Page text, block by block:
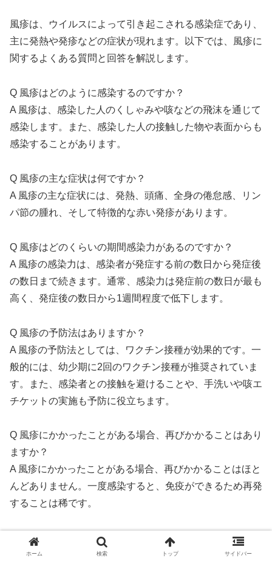
風疹は、ウイルスによって引き起こされる感染症であり、
主に発熱や発疹などの症状が現れます。以下では、風疹に
関するよくある質問と回答を解説します。
Q 風疹はどのように感染するのですか？
A 風疹は、感染した人のくしゃみや咳などの飛沫を通じて
感染します。また、感染した人の接触した物や表面からも
感染することがあります。
Q 風疹の主な症状は何ですか？
A 風疹の主な症状には、発熱、頭痛、全身の倦怠感、リン
パ節の腫れ、そして特徴的な赤い発疹があります。
Q 風疹はどのくらいの期間感染力があるのですか？
A 風疹の感染力は、感染者が発症する前の数日から発症後
の数日まで続きます。通常、感染力は発症前の数日が最も
高く、発症後の数日から1週間程度で低下します。
Q 風疹の予防法はありますか？
A 風疹の予防法としては、ワクチン接種が効果的です。一
般的には、幼少期に2回のワクチン接種が推奨されていま
す。また、感染者との接触を避けることや、手洗いや咳エ
チケットの実施も予防に役立ちます。
Q 風疹にかかったことがある場合、再びかかることはあり
ますか？
A 風疹にかかったことがある場合、再びかかることはほと
んどありません。一度感染すると、免疫ができるため再発
することは稀です。
以上が、風疹に関するよくある質問と回答の解説です。風
疹について正しい知識を持ち、予防に努めることが大切で
ホーム 検索 トップ サイドバー